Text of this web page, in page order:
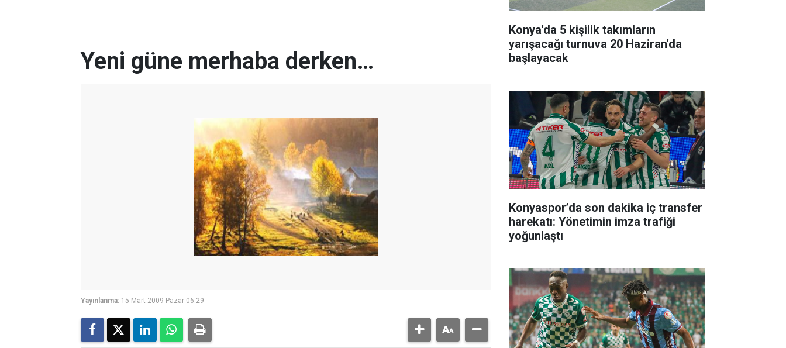
Yeni güne merhaba derken…
Yayınlanma: 15 Mart 2009 Pazar 06:29
Konya'da 5 kişilik takımların
yarışacağı turnuva 20 Haziran'da
başlayacak
Konyaspor’da son dakika iç transfer
harekatı: Yönetimin imza trafiği
yoğunlaştı